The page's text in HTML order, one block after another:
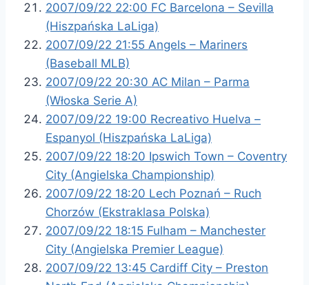
2007/09/22 22:00 FC Barcelona – Sevilla
(Hiszpańska LaLiga)
2007/09/22 21:55 Angels – Mariners
(Baseball MLB)
2007/09/22 20:30 AC Milan – Parma
(Włoska Serie A)
2007/09/22 19:00 Recreativo Huelva –
Espanyol (Hiszpańska LaLiga)
2007/09/22 18:20 Ipswich Town – Coventry
City (Angielska Championship)
2007/09/22 18:20 Lech Poznań – Ruch
Chorzów (Ekstraklasa Polska)
2007/09/22 18:15 Fulham – Manchester
City (Angielska Premier League)
2007/09/22 13:45 Cardiff City – Preston